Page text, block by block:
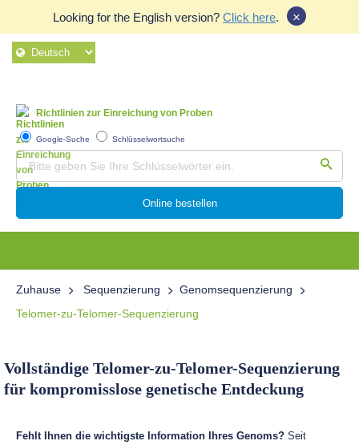
Looking for the English version? Click here. ×
Richtlinien zur Einreichung von Proben
Google-Suche Schlüsselwortsuche
Online bestellen
Zuhause Sequenzierung
Genomsequenzierung
Telomer-zu-Telomer-Sequenzierung
Vollständige Telomer-zu-Telomer-Sequenzierung
für kompromisslose genetische Entdeckung
Fehlt Ihnen die wichtigste Information Ihres Genoms? Seit